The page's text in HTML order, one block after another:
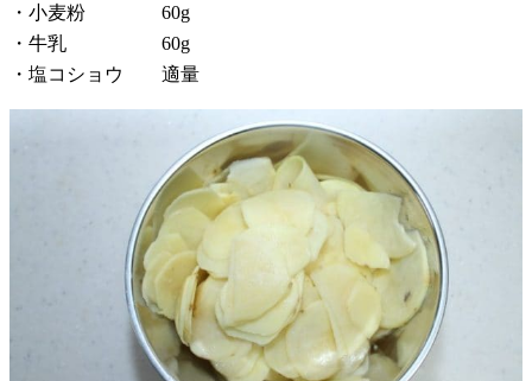
・小麦粉 60g
・牛乳 60g
・塩コショウ 適量